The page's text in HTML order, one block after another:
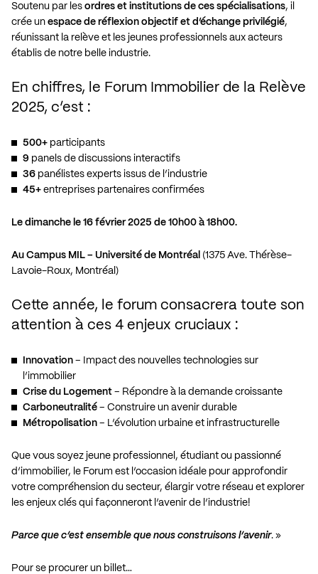
Soutenu par les ordres et institutions de ces spécialisations, il
crée un espace de réflexion objectif et d’échange privilégié,
réunissant la relève et les jeunes professionnels aux acteurs
établis de notre belle industrie.
En chiffres, le Forum Immobilier de la Relève
2025, c’est :
500+ participants
9 panels de discussions interactifs
36 panélistes experts issus de l’industrie
45+ entreprises partenaires confirmées
Le dimanche le 16 février 2025 de 10h00 à 18h00.
Au Campus MIL – Université de Montréal (1375 Ave. Thérèse-
Lavoie-Roux, Montréal)
Cette année, le forum consacrera toute son
attention à ces 4 enjeux cruciaux :
Innovation – Impact des nouvelles technologies sur
l’immobilier
Crise du Logement – Répondre à la demande croissante
Carboneutralité – Construire un avenir durable
Métropolisation – L’évolution urbaine et infrastructurelle
Que vous soyez jeune professionnel, étudiant ou passionné
d’immobilier, le Forum est l’occasion idéale pour approfondir
votre compréhension du secteur, élargir votre réseau et explorer
les enjeux clés qui façonneront l’avenir de l’industrie!
Parce que c’est ensemble que nous construisons l’avenir. »
Pour se procurer un billet…